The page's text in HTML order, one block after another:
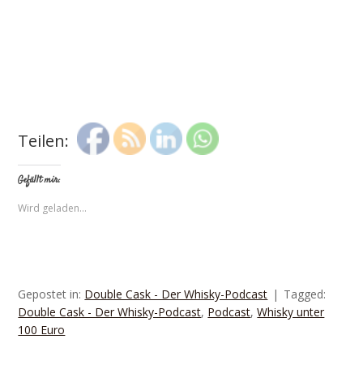
Teilen:
Gefällt mir:
Wird geladen...
Gepostet in: Double Cask - Der Whisky-Podcast
Tagged:
Double Cask - Der Whisky-Podcast, Podcast,Whisky unter
100 Euro